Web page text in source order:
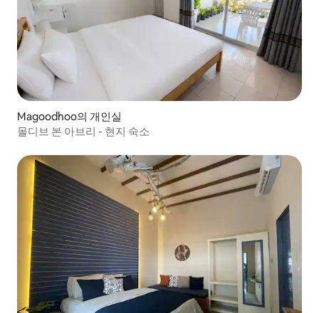
Magoodhoo의 개인실
몰디브 본 아브리 - 현지 숙소